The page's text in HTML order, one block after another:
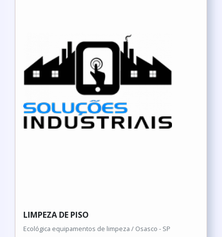
LIMPEZA DE PISO
Ecológica equipamentos de limpeza / Osasco - SP